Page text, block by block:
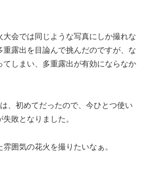
大会では同じような写真にしか撮れな
重露出を目論んで挑んだのですが、な
てしまい、多重露出が有効にならなか
、初めてだったので、今ひとつ使い
敗となりました。
囲気の花火を撮りたいなぁ。